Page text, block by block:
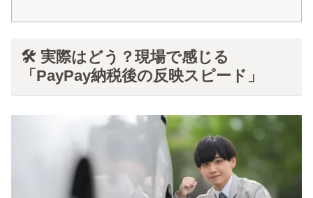
🛠 実際はどう？現場で感じる
「PayPay納税後の反映スピード」